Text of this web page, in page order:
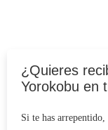
¿Quieres
Yorokobu en
Si te has arrepentido,